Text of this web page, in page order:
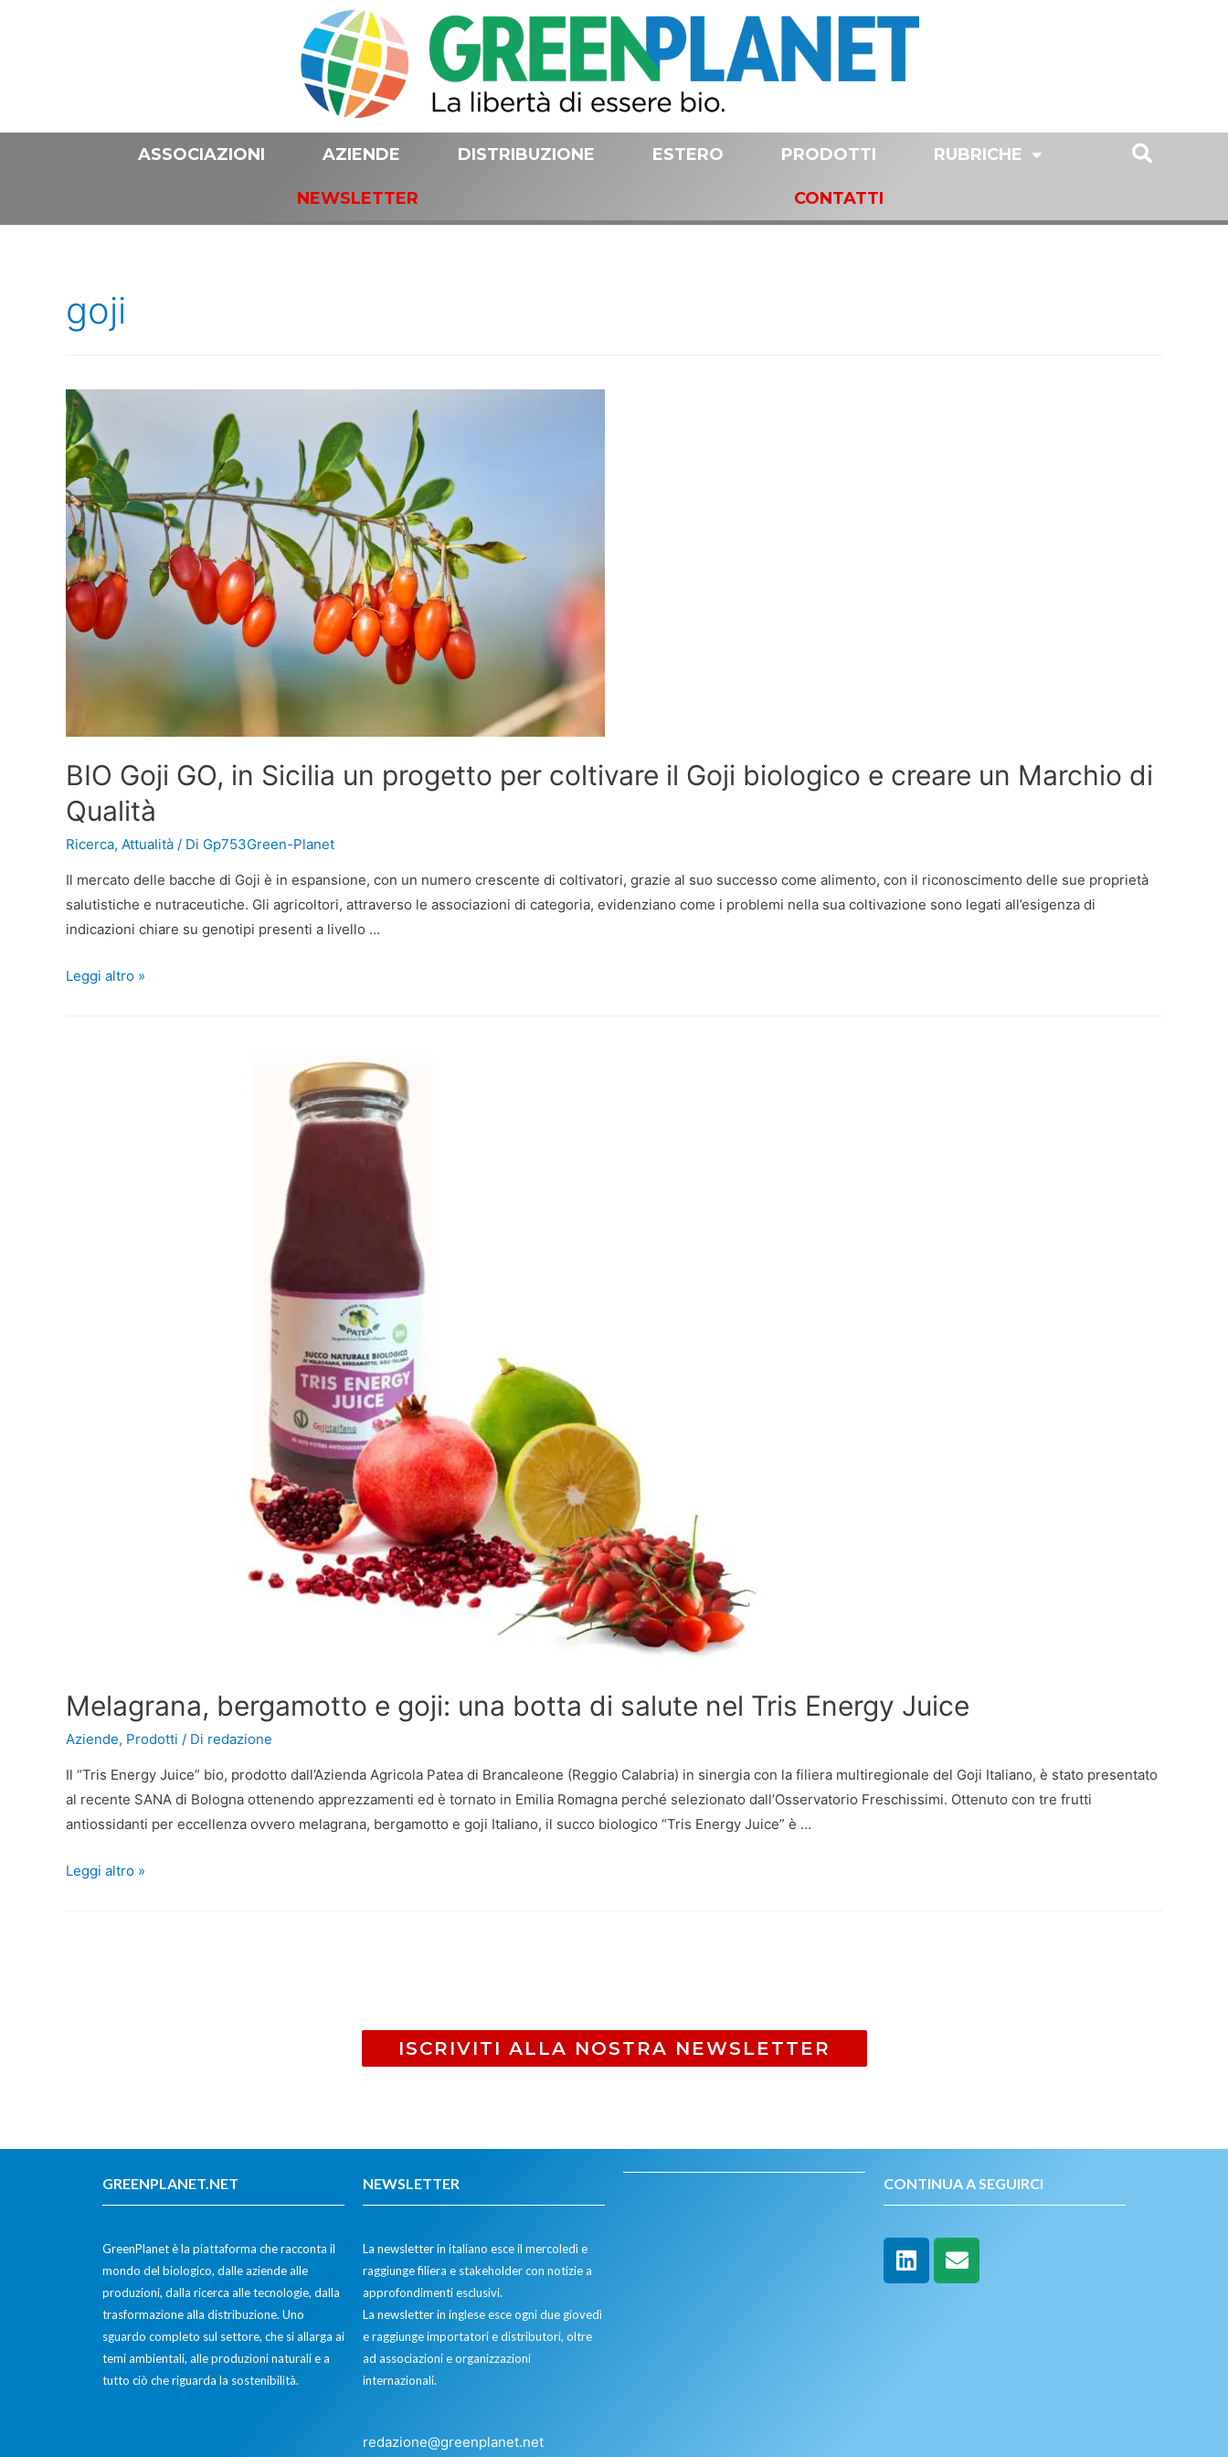
ASSOCIAZIONI AZIENDE DISTRIBUZIONE ESTERO PRODOTTI RUBRICHE
NEWSLETTER CONTATTI
goji
BIO Goji GO, in Sicilia un progetto per coltivare il Goji biologico e creare un Marchio di
Qualità
Ricerca, Attualità / Di Gp753Green-Planet
Il mercato delle bacche di Goji è in espansione, con un numero crescente di coltivatori, grazie al suo successo come alimento, con il riconoscimento delle sue proprietà
salutistiche e nutraceutiche. Gli agricoltori, attraverso le associazioni di categoria, evidenziano come i problemi nella sua coltivazione sono legati all’esigenza di
indicazioni chiare su genotipi presenti a livello …
Leggi altro »
Melagrana, bergamotto e goji: una botta di salute nel Tris Energy Juice
Aziende, Prodotti / Di redazione
Il “Tris Energy Juice” bio, prodotto dall’Azienda Agricola Patea di Brancaleone (Reggio Calabria) in sinergia con la filiera multiregionale del Goji Italiano, è stato presentato
al recente SANA di Bologna ottenendo apprezzamenti ed è tornato in Emilia Romagna perché selezionato dall’Osservatorio Freschissimi. Ottenuto con tre frutti
antiossidanti per eccellenza ovvero melagrana, bergamotto e goji Italiano, il succo biologico “Tris Energy Juice” è …
Leggi altro »
ISCRIVITI ALLA NOSTRA NEWSLETTER
GREENPLANET.NET
GreenPlanet è la piattaforma che racconta il
mondo del biologico, dalle aziende alle
produzioni, dalla ricerca alle tecnologie, dalla
trasformazione alla distribuzione. Uno
sguardo completo sul settore, che si allarga ai
temi ambientali, alle produzioni naturali e a
tutto ciò che riguarda la sostenibilità.
NEWSLETTER
La newsletter in italiano esce il mercoledì e
raggiunge filiera e stakeholder con notizie a
approfondimenti esclusivi.
La newsletter in inglese esce ogni due giovedì
e raggiunge importatori e distributori, oltre
ad associazioni e organizzazioni
internazionali.
redazione@greenplanet.net
CONTINUA A SEGUIRCI